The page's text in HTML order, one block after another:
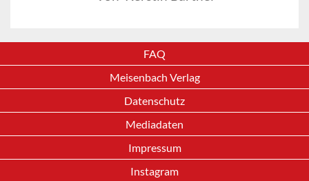
FAQ
Meisenbach Verlag
Datenschutz
Mediadaten
Impressum
Instagram